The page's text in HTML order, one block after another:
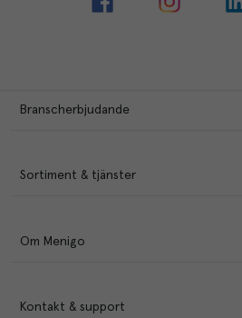
Branscherbjudande
Sortiment & tjänster
Om Menigo
Kontakt & support